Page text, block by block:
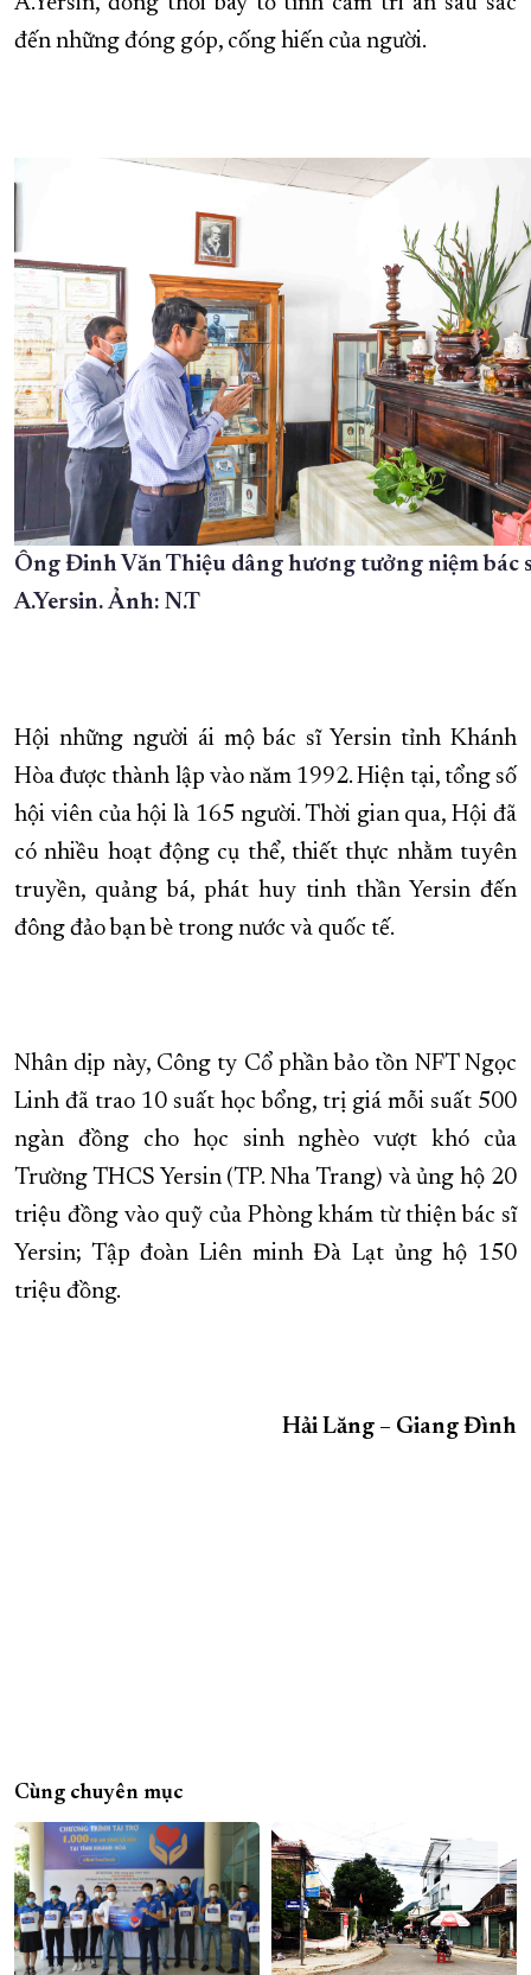
đến những đóng góp, cống hiến của người.
Ông Đinh Văn Thiệu dâng hương tưởng niệm bác
A.Yersin. Ảnh: N.T
Hội những người ái mộ bác sĩ Yersin tỉnh Khánh
Hòa được thành lập vào năm 1992. Hiện tại, tổng số
hội viên của hội là 165 người. Thời gian qua, Hội đã
có nhiều hoạt động cụ thể, thiết thực nhằm tuyên
truyền, quảng bá, phát huy tinh thần Yersin đến
đông đảo bạn bè trong nước và quốc tế.
Nhân dịp này, Công ty Cổ phần bảo tồn NFT Ngọc
Linh đã trao 10 suất học bổng, trị giá mỗi suất 500
ngàn đồng cho học sinh nghèo vượt khó của
Trường THCS Yersin (TP. Nha Trang) và ủng hộ 20
triệu đồng vào quỹ của Phòng khám từ thiện bác sĩ
Yersin; Tập đoàn Liên minh Đà Lạt ủng hộ 150
triệu đồng.
Hải Lăng – Giang Đình
Cùng chuyên mục